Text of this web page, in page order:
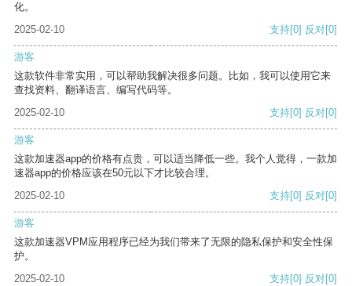
化。
2025-02-10
支持[0] 反对[0]
游客
这款软件非常实用，可以帮助我解决很多问题。比如，我可以使用它来
查找资料、翻译语言、编写代码等。
2025-02-10
支持[0] 反对[0]
游客
这款加速器app的价格有点贵，可以适当降低一些。我个人觉得，一款加
速器app的价格应该在50元以下才比较合理。
2025-02-10
支持[0] 反对[0]
游客
这款加速器VPM应用程序已经为我们带来了无限的隐私保护和安全性保
护。
2025-02-10
支持[0] 反对[0]